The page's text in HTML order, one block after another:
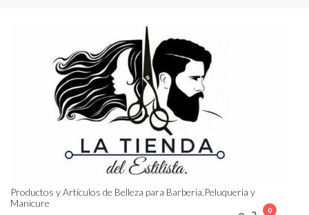
Productos y Artículos de Belleza para Barberia,Peluqueria y
Manicure
0